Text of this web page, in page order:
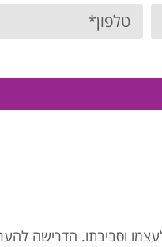
וסביבתו. הדרישה